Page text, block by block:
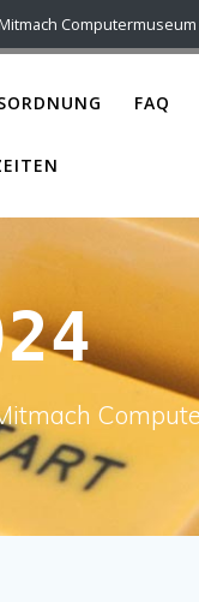
FAQ